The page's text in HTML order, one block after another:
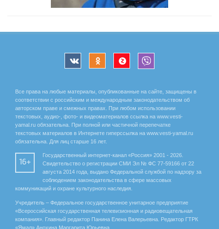
Все права на любые материалы, опубликованные на сайте, защищены в
соответствии с российским и международным законодательством об
авторском праве и смежных правах. При любом использовании
текстовых, аудио-, фото- и видеоматериалов ссылка на www.vesti-
yamal.ru обязательна. При полной или частичной перепечатке
текстовых материалов в Интернете гиперссылка на www.vesti-yamal.ru
обязательна. Для лиц старше 16 лет.
16+
Государственный интернет-канал «Россия» 2001 - 2026.
Свидетельство о регистрации СМИ Эл № ФС 77-59166 от 22
августа 2014 года, выдано Федеральной службой по надзору за
соблюдением законодательства в сфере массовых
коммуникаций и охране культурного наследия.
Учредитель – Федеральное государственное унитарное предприятие
«Всероссийская государственная телевизионная и радиовещательная
компания». Главный редактор Панина Елена Валерьевна. Редактор ГТРК
«Ямал» Анохина Маргарита Юрьевна.